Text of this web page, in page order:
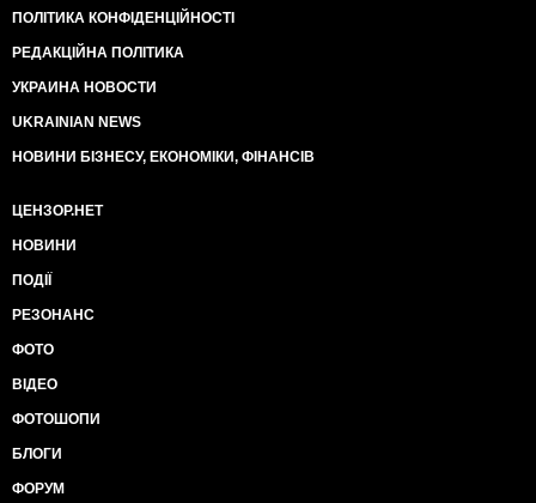
ПОЛІТИКА КОНФІДЕНЦІЙНОСТІ
РЕДАКЦІЙНА ПОЛІТИКА
УКРАИНА НОВОСТИ
UKRAINIAN NEWS
НОВИНИ БІЗНЕСУ, ЕКОНОМІКИ, ФІНАНСІВ
ЦЕНЗОР.НЕТ
НОВИНИ
ПОДІЇ
РЕЗОНАНС
ФОТО
ВІДЕО
ФОТОШОПИ
БЛОГИ
ФОРУМ